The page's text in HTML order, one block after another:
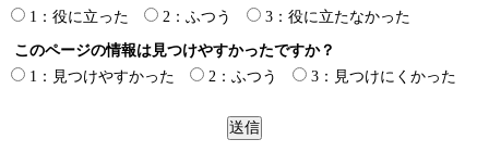
1：役に立った
2：ふつう 3：役に立たなかった
このページの情報は見つけやすかったですか？
1：見つけやすかった
2：ふつう 3：見つけにくかった